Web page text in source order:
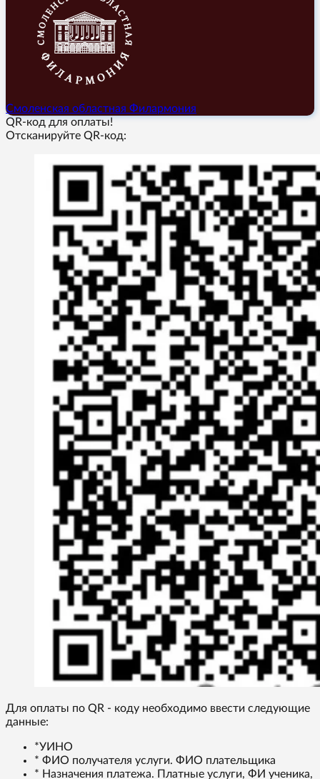
Смоленская областная Филармония
QR-код для оплаты!
Отсканируйте QR-код:
Для оплаты по QR - коду необходимо ввести следующие
данные:
*УИНО
* ФИО получателя услуги. ФИО плательщика
* Назначения платежа. Платные услуги, ФИ ученика,